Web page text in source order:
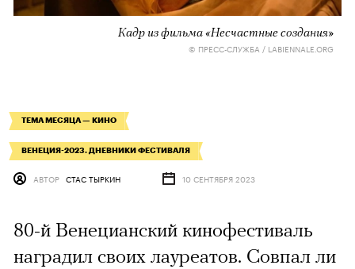
Кадр из фильма «Несчастные создания»
© ПРЕСС-СЛУЖБА / LABIENNALE.ORG
ТЕМА МЕСЯЦА — КИНО
ВЕНЕЦИЯ-2023. ДНЕВНИКИ ФЕСТИВАЛЯ
АВТОР СТАС ТЫРКИН 10 СЕНТЯБРЯ 2023
80-й Венецианский кинофестиваль
наградил своих лауреатов. Совпал ли